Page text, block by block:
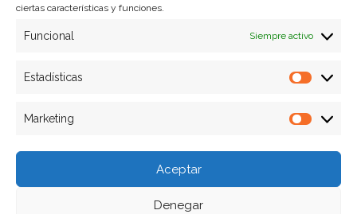
ciertas características y funciones.
Funcional Siempre activo
Estadísticas
Marketing
Aceptar
Denegar
Politica de devoluciones